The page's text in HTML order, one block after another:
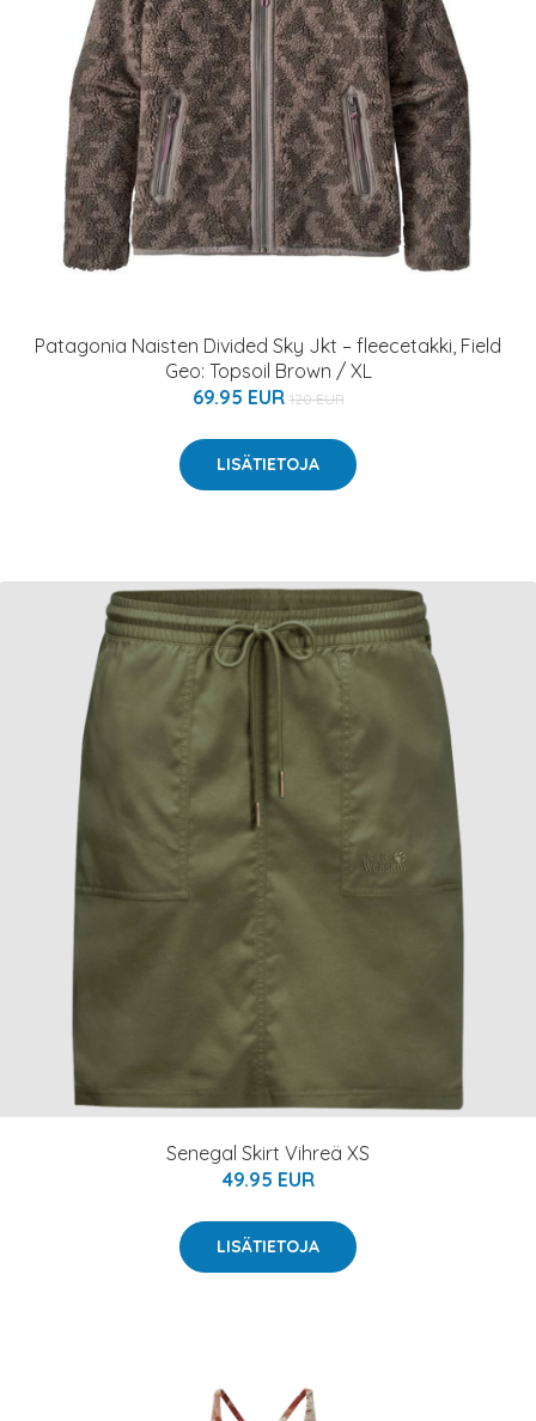
Patagonia Naisten Divided Sky Jkt – fleecetakki, Field
Geo: Topsoil Brown / XL
69.95 EUR 120 EUR
LISÄTIETOJA
Senegal Skirt Vihreä XS
49.95 EUR
LISÄTIETOJA